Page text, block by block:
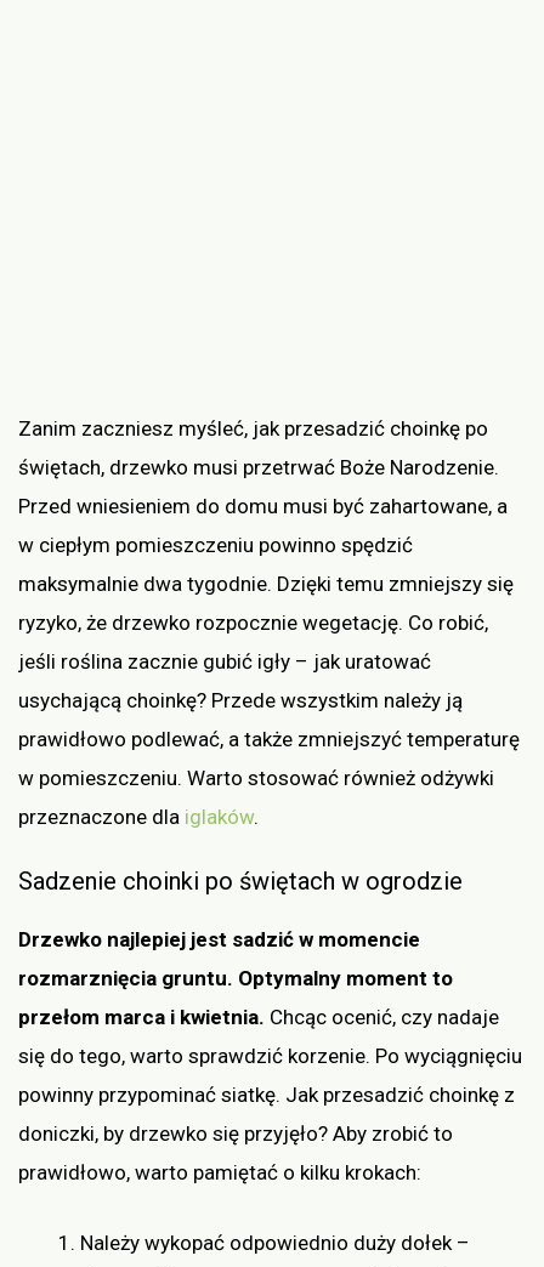
Zanim zaczniesz myśleć, jak przesadzić choinkę po
świętach, drzewko musi przetrwać Boże Narodzenie.
Przed wniesieniem do domu musi być zahartowane, a
w ciepłym pomieszczeniu powinno spędzić
maksymalnie dwa tygodnie. Dzięki temu zmniejszy się
ryzyko, że drzewko rozpocznie wegetację. Co robić,
jeśli roślina zacznie gubić igły – jak uratować
usychającą choinkę? Przede wszystkim należy ją
prawidłowo podlewać, a także zmniejszyć temperaturę
w pomieszczeniu. Warto stosować również odżywki
przeznaczone dla iglaków.
Sadzenie choinki po świętach w ogrodzie
Drzewko najlepiej jest sadzić w momencie
rozmarznięcia gruntu. Optymalny moment to
przełom marca i kwietnia. Chcąc ocenić, czy nadaje
się do tego, warto sprawdzić korzenie. Po wyciągnięciu
powinny przypominać siatkę. Jak przesadzić choinkę z
doniczki, by drzewko się przyjęło? Aby zrobić to
prawidłowo, warto pamiętać o kilku krokach:
Należy wykopać odpowiednio duży dołek –